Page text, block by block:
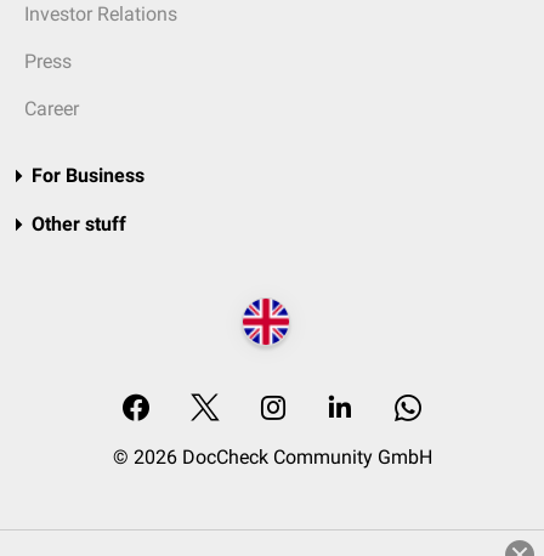
Investor Relations
Press
Career
For Business
Other stuff
© 2026 DocCheck Community GmbH